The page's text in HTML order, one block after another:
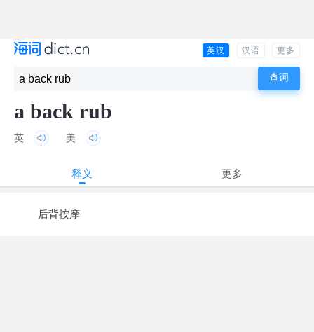
英汉 汉语 更多
a back rub
英 美
释义 更多
后背按摩